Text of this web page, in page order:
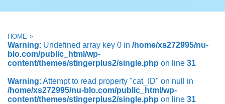
HOME >
Warning: Undefined array key 0 in /home/xs272995/nu-
blo.com/public_html/wp-
content/themes/stingerplus2/single.php on line 31
Warning: Attempt to read property "cat_ID" on null in
/home/xs272995/nu-blo.com/public_html/wp-
content/themes/stingerplus2/single.php on line 31